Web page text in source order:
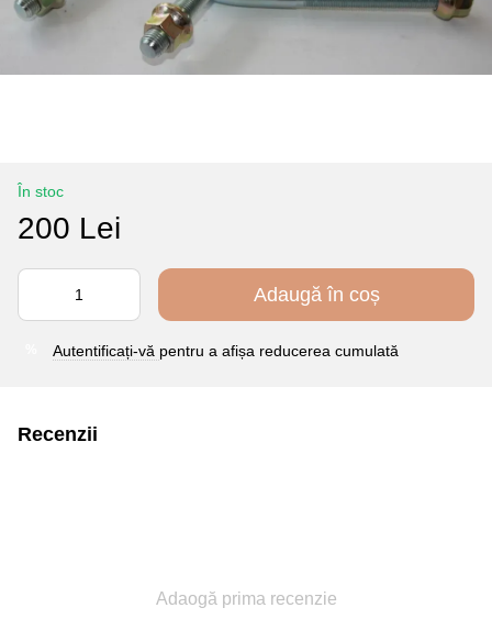
În stoc
200 Lei
Adaugă în coș
Autentificați-vă pentru a afișa reducerea cumulată
Recenzii
Adaogă prima recenzie